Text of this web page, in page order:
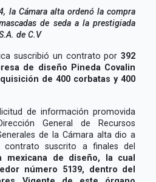
la Cámara alta ordenó la compra
de seda a la prestigiada
de C.V
suscribió un contrato por392
de diseño Pineda Covalin
de 400 corbatas y 400
de información promovida
General de Recursos
de la Cámara alta dio a
suscrito a finales del
mexicana de diseño, la cual
número 5139, dentro del